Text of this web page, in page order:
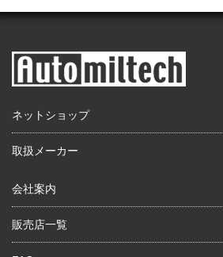
ネットショップ
取扱メーカー
会社案内
販売店一覧